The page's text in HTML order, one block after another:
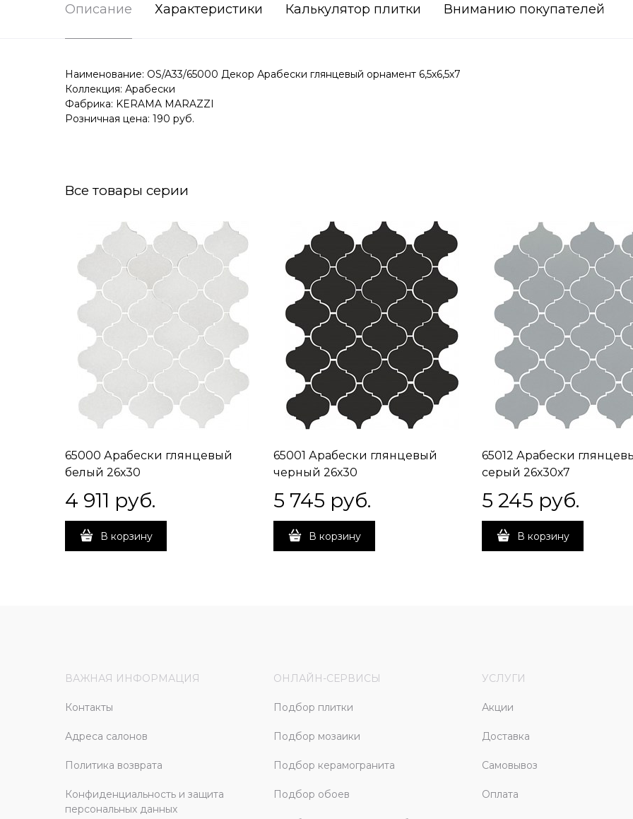
Описание Характеристики Калькулятор плитки Вниманию покупателей
Наименование: OS/A33/65000 Декор Арабески глянцевый орнамент 6,5х6,5х7
Коллекция: Арабески
Фабрика: KERAMA MARAZZI
Розничная цена: 190 руб.
Все товары серии
65000 Арабески глянцевый
белый 26х30
4 911 руб.
В корзину
65001 Арабески глянцевый
черный 26х30
5 745 руб.
В корзину
65012 Арабески
серый 26х30х7
5 245 руб.
В корзину
ВАЖНАЯ ИНФОРМАЦИЯ
Контакты
Адреса салонов
Политика возврата
Конфиденциальность и защита
персональных данных
ОНЛАЙН-СЕРВИСЫ
Подбор плитки
Подбор мозаики
Подбор керамогранита
Подбор обоев
УСЛУГИ
Акции
Доставка
Самовывоз
Оплата